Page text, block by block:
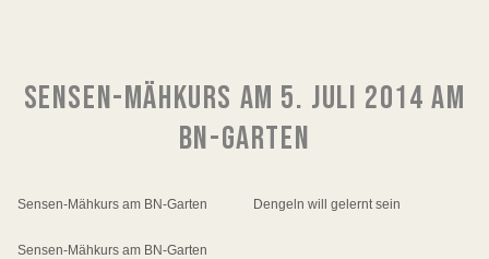
SENSEN-MÄHKURS AM 5. JULI 2014 AM
BN-GARTEN
Sensen-Mähkurs am BN-Garten Dengeln will gelernt sein
Sensen-Mähkurs am BN-Garten